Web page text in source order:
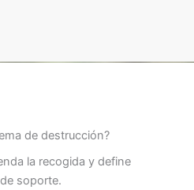
de destrucción?
la recogida y define
soporte.